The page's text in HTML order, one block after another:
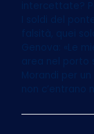
intercettate?
I soldi del
falsità, quei
Genova: «Le
area nel porto
Morandi per
non c’entrano